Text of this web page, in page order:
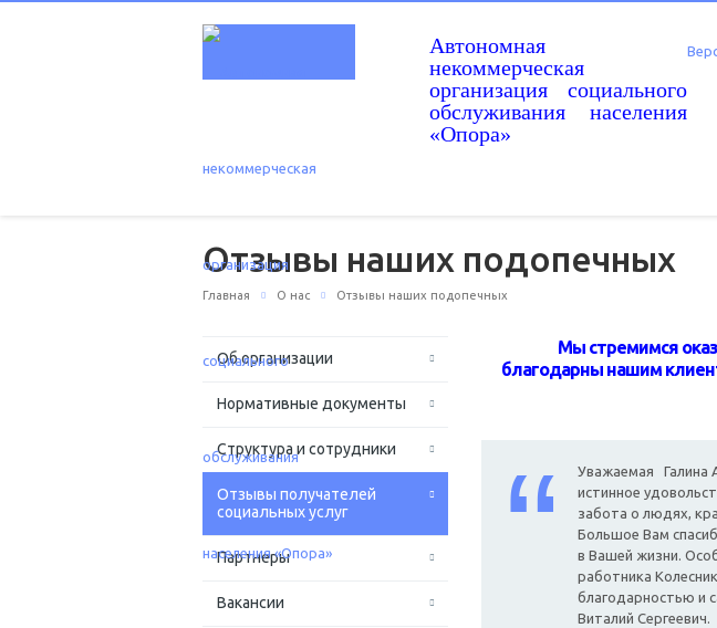
Автономная
некоммерческая
организация социального
обслуживания населения
«Опора»
Отзывы наших подопечных
Главная О нас Отзывы наших подопечных
Об организации
Нормативные документы
Структура и сотрудники
Отзывы получателей
социальных услуг
Партнеры
Вакансии
Мы стремимся
благодарны нашим
Уважаемая Галина
истинное
забота о людях,
Большое Вам
в Вашей жизни.
работника
благодарностью и
Виталий Сергеевич.